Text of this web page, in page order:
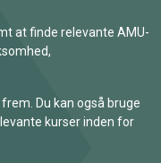
at finde relevante AMU-
Du kan også bruge
kurser inden for